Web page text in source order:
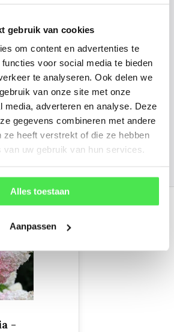
gebruik van cookies
om content en advertenties te
voor social media te bieden
te analyseren. Ook delen we
van onze site met onze
media, adverteren en analyse. Deze
gegevens combineren met andere
ze heeft verstrekt of die ze hebben
uw gebruik van hun services.
Alles toestaan
Aanpassen
hoe uw plant of
eruit ziet? We
foto sturen.
508 (tijdelijk niet bereikbaar)
us a 4.7/ 5 at
-